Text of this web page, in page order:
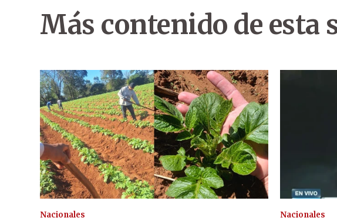
Más contenido de esta
Nacionales Nacionales